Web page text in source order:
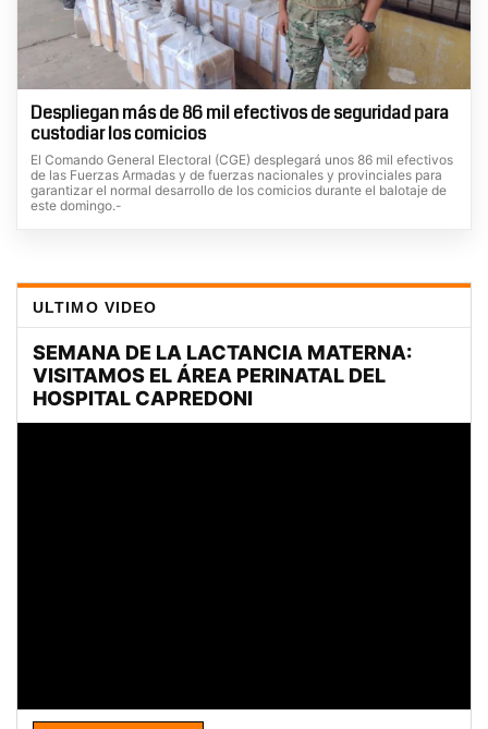
Despliegan más de 86 mil efectivos de seguridad para
custodiar los comicios
El Comando General Electoral (CGE) desplegará unos 86 mil efectivos
de las Fuerzas Armadas y de fuerzas nacionales y provinciales para
garantizar el normal desarrollo de los comicios durante el balotaje de
este domingo.-
ULTIMO VIDEO